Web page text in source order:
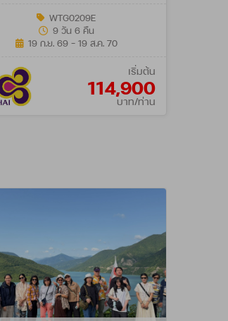
WTG0209E
9 วัน 6 คืน
19 ก.ย. 69 - 19 ส.ค. 70
เริ่มต้น
114,900
บาท/ท่าน